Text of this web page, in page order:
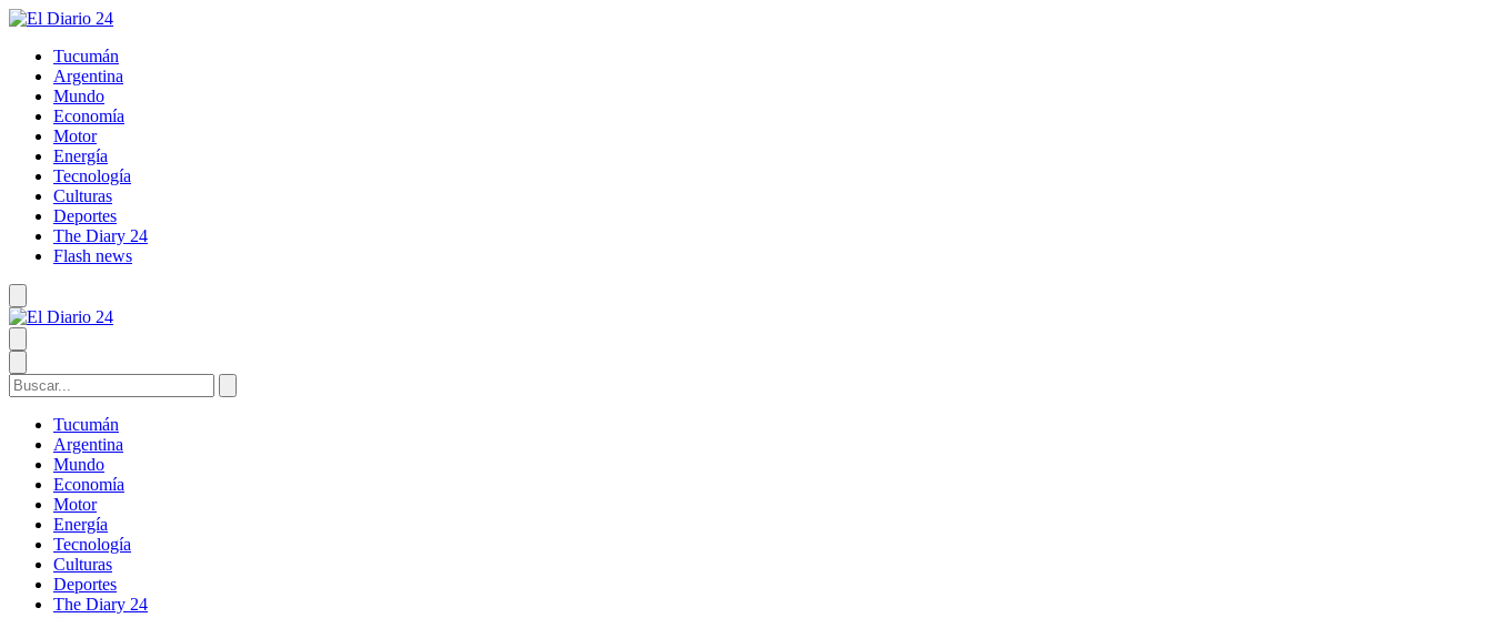
Tucumán
Argentina
Mundo
Economía
Motor
Energía
Tecnología
Culturas
Deportes
The Diary 24
Flash news
Tucumán
Argentina
Mundo
Economía
Motor
Energía
Tecnología
Culturas
Deportes
The Diary 24